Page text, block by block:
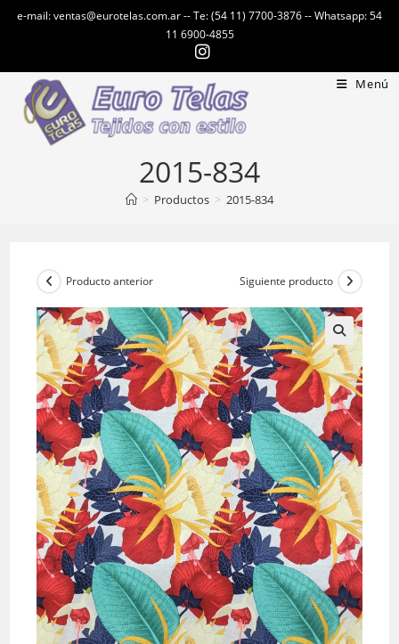
e-mail: ventas@eurotelas.com.ar -- Te: (54 11) 7700-3876 -- Whatsapp: 54
11 6900-4855
Menú
2015-834
> Productos > 2015-834
Producto anterior Siguiente producto